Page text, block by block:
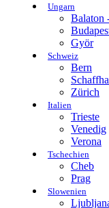
Ungarn
Balaton
Györ
Schweiz
Bern
Zürich
Italien
Trieste
Venedig
Verona
Tschechien
Cheb
Prag
Slowenien